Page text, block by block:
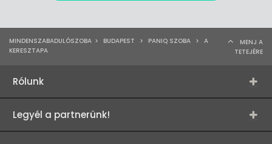
MINDENSZABADULÓSZOBA > BUDAPEST > PANIQ SZOBA > A
KERESZTAPA
MENJ A
TETEJÉRE
Rólunk
Legyél a partnerünk!